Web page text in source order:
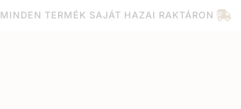
MINDEN TERMÉK SAJÁT HAZAI RAKTÁRON